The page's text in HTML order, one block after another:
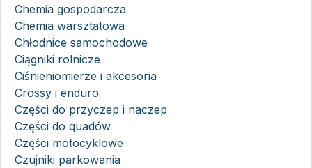
Chemia gospodarcza
Chemia warsztatowa
Chłodnice samochodowe
Ciągniki rolnicze
Ciśnieniomierze i akcesoria
Crossy i enduro
Części do przyczep i naczep
Części do quadów
Części motocyklowe
Czujniki parkowania